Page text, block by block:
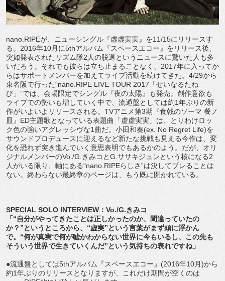
nano.RIPEが、ニューシングル『虚虚実実』を11/15にリリースす
る。2016年10月に5thアルバム『スペースエコー』をリリース後、
突如発表されたリズム隊2人の脱退というニュースに驚いた人も多
いだろう。それでも彼らは立ち止まることなく、2017年に入ってか
らはサポートメンバーを加えてライブ活動を続けてきた。4/29から
東名阪で行った“nano.RIPE LIVE TOUR 2017「せいなるたね
び」”では、会場限定でシングル『夜の太陽』も発売。創作意欲も
ライブでの勢いも増していく中で、流通盤としては約1年ぶりの新
作がいよいよリリースされる。TVアニメ第3期『食戟のソーマ 餐ノ
皿』ED主題歌となっている表題曲「虚虚実実」は、とりわけロッ
ク色の強いアグレッシヴな1曲だ。小田和奏(ex. No Regret Life)を
サウンドプロデュースに迎えるなど新たな挑戦も見える今作は、変
化を恐れず突き進んでいく意思表明でもあるかのよう。だが、オリ
ジナルメンバーのVo./G.きみコとG.ササキジュンという核になる2
人がいる限り、軸にある“nano.RIPEらしさ”は決してブレることは
ない。終わらない最終章のページは、もう既に開かれている。
SPECIAL SOLO INTERVIEW：Vo./G.きみコ
「“自分がやってきたことは正しかったのか、間違っていたの
か？”というところから、“虚実”という言葉がまず頭に浮かん
で。“何が真実で何が嘘かわからない世界に今もいるし、この先も
そういう世界で生きていくんだ”という気持ちの表れですね」
●流通盤としては5thアルバム『スペースエコー』(2016年10月)から
約1年ぶりのリリースとなりますが、これだけ期間が空くのは